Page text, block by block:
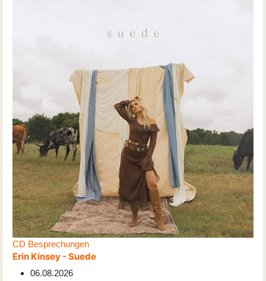
CD Besprechungen
Erin Kinsey - Suede
06.08.2026